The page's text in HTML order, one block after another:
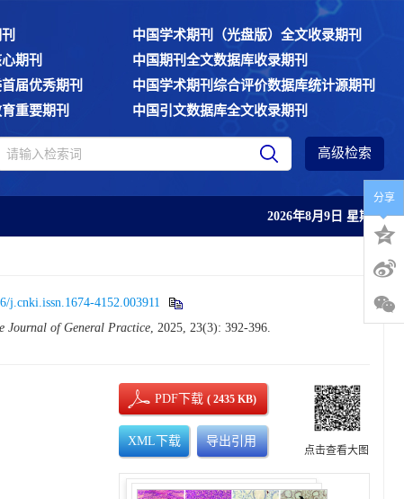
中国学术期刊（光盘版）全文收录期刊
期刊
中国期刊全文数据库收录期刊
届优秀期刊
中国学术期刊综合评价数据库统计源期刊
重要期刊
中国引文数据库全文收录期刊
高级检索
2026年8月9日 星期日
j.cnki.issn.1674-4152.003911
Journal of General Practice, 2025, 23(3): 392-396.
PDF下载( 2435 KB)
XML下载 导出引用
点击查看大图
分享